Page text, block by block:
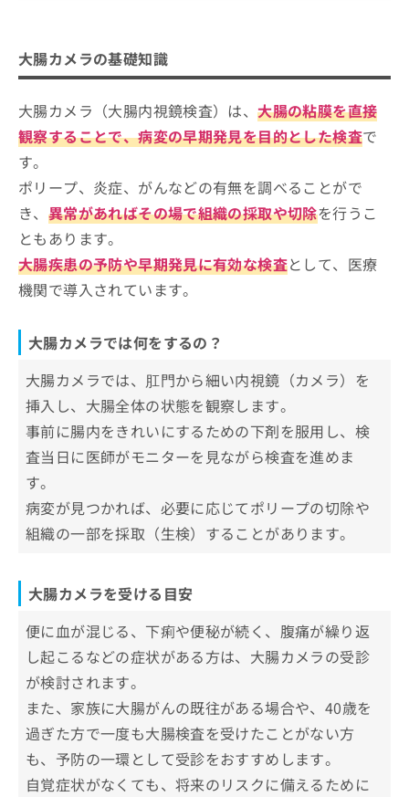
大腸カメラを受ける目安
大腸カメラを受けるクリニック、どうやって選
べばいい？
大腸カメラクリニックを選ぶ際にチェ
ックする4つのポイント
りやすい紹介もあり！
のクリニック6選
ひらた内科・内視鏡クリニック
さっぽろ駅前内科・内視鏡クリニック
札幌北円山内科・内視鏡クリニック
ほんじょう内科
【大腸カメラの基礎知識】これを知ってから大
腸カメラの受診を検討しよう！
大腸カメラでわかる病気の一例
大腸がん
潰瘍性大腸炎
大腸憩室
虚血性腸炎
感染性腸炎
直腸炎
出血の原因（血便）
便潜血陽性の精密検査
大腸カメラ前の食事で注意すること
大腸カメラについてのよくある質問10選！
のクリニック6選
大腸カメラの基礎知識
大腸カメラ（大腸内視鏡検査）は、大腸の粘膜を直接
観察することで、病変の早期発見を目的とした検査で
す。
ポリープ、炎症、がんなどの有無を調べることがで
き、 異常があればその場で組織の採取や切除を行うこ
ともあります。
大腸疾患の予防や早期発見に有効な検査として、医療
機関で導入されています。
大腸カメラでは何をするの？
大腸カメラでは、肛門から細い内視鏡（カメラ）を
挿入し、大腸全体の状態を観察します。
事前に腸内をきれいにするための下剤を服用し、検
査当日に医師がモニターを見ながら検査を進めま
す。
病変が見つかれば、必要に応じてポリープの切除や
組織の一部を採取（生検）することがあります。
大腸カメラを受ける目安
便に血が混じる、下痢や便秘が続く、腹痛が繰り返
し起こるなどの症状がある方は、大腸カメラの受診
が検討されます。
また、家族に大腸がんの既往がある場合や、40歳を
過ぎた方で一度も大腸検査を受けたことがない方
も、予防の一環として受診をおすすめします。
自覚症状がなくても、将来のリスクに備えるために
の
他
お
問
い
合
わ
せ
は
こ
ち
ら
ら